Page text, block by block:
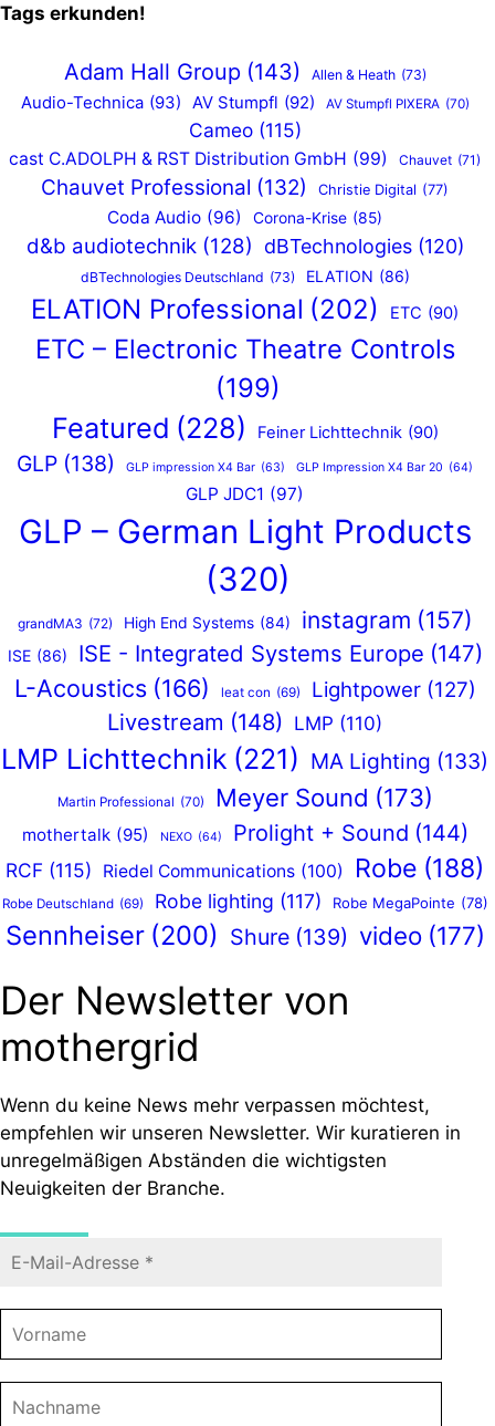
Tags erkunden!
Adam Hall Group (143) Allen & Heath (73)
Audio-Technica (93) AV Stumpfl (92) AV Stumpfl PIXERA (70)
Cameo (115)
cast C.ADOLPH & RST Distribution GmbH (99) Chauvet (71)
Chauvet Professional (132) Christie Digital (77)
Coda Audio (96) Corona-Krise (85)
d&b audiotechnik (128) dBTechnologies (120)
dBTechnologies Deutschland (73) ELATION (86)
ELATION Professional (202) ETC (90)
ETC – Electronic Theatre Controls
(199)
Featured (228) Feiner Lichttechnik (90)
GLP (138) GLP impression X4 Bar (63) GLP Impression X4 Bar 20 (64)
GLP JDC1 (97)
GLP – German Light Products
(320)
grandMA3 (72) High End Systems (84) instagram (157)
ISE (86) ISE - Integrated Systems Europe (147)
L-Acoustics (166) leat con (69) Lightpower (127)
Livestream (148) LMP (110)
LMP Lichttechnik (221) MA Lighting (133)
Martin Professional (70) Meyer Sound (173)
mothertalk (95) NEXO (64) Prolight + Sound (144)
RCF (115) Riedel Communications (100) Robe (188)
Robe Deutschland (69) Robe lighting (117) Robe MegaPointe (78)
Sennheiser (200) Shure (139) video (177)
Der Newsletter von
mothergrid
Wenn du keine News mehr verpassen möchtest,
empfehlen wir unseren Newsletter. Wir kuratieren in
unregelmäßigen Abständen die wichtigsten
Neuigkeiten der Branche.